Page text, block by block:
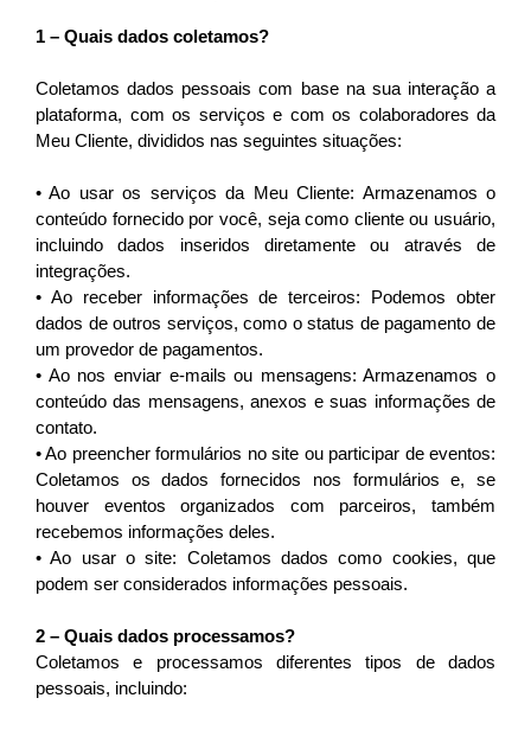
1 – Quais dados coletamos?
Coletamos dados pessoais com base na sua interação a
plataforma, com os serviços e com os colaboradores da
Meu Cliente, divididos nas seguintes situações:
• Ao usar os serviços da Meu Cliente: Armazenamos o
conteúdo fornecido por você, seja como cliente ou usuário,
incluindo dados inseridos diretamente ou através de
integrações.
• Ao receber informações de terceiros: Podemos obter
dados de outros serviços, como o status de pagamento de
um provedor de pagamentos.
• Ao nos enviar e-mails ou mensagens: Armazenamos o
conteúdo das mensagens, anexos e suas informações de
contato.
• Ao preencher formulários no site ou participar de eventos:
Coletamos os dados fornecidos nos formulários e, se
houver eventos organizados com parceiros, também
recebemos informações deles.
• Ao usar o site: Coletamos dados como cookies, que
podem ser considerados informações pessoais.
2 – Quais dados processamos?
Coletamos e processamos diferentes tipos de dados
pessoais, incluindo: